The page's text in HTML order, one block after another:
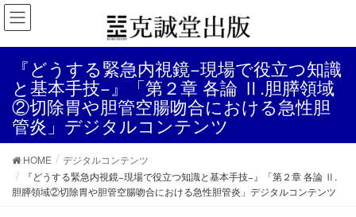
『どうする緊急内視鏡−現場で役立つ知識
と基本手技−』「第２章 各論 Ⅱ.胆膵領域
②切除胃や胆管空腸吻合における急性胆
管炎」デジタルコンテンツ
HOME
デジタルコンテンツ
『どうする緊急内視鏡−現場で役立つ知識と基本手技−』「第２章 各論 Ⅱ.
胆膵領域②切除胃や胆管空腸吻合における急性胆管炎」デジタルコンテンツ